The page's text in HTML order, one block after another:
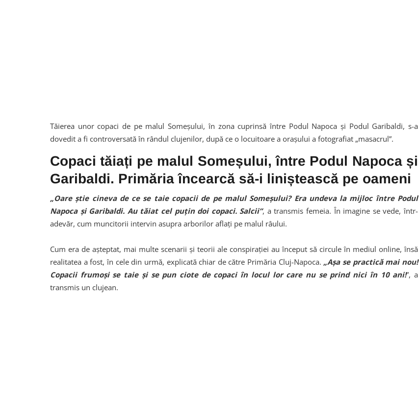
Tăierea unor copaci de pe malul Someșului, în zona cuprinsă între Podul Napoca și Podul Garibaldi, s-a
dovedit a fi controversată în rândul clujenilor, după ce o locuitoare a orașului a fotografiat „masacrul”.
Copaci tăiați pe malul Someșului, între Podul Napoca și
Garibaldi. Primăria încearcă să-i liniștească pe oameni
„Oare știe cineva de ce se taie copacii de pe malul Someșului? Era undeva la mijloc între Podul
Napoca și Garibaldi. Au tăiat cel puțin doi copaci. Salcii”, a transmis femeia. În imagine se vede, într-
adevăr, cum muncitorii intervin asupra arborilor aflați pe malul râului.
Cum era de așteptat, mai multe scenarii și teorii ale conspirației au început să circule în mediul online, însă
realitatea a fost, în cele din urmă, explicată chiar de către Primăria Cluj-Napoca. „Așa se practică mai nou!
Copacii frumoși se taie și se pun ciote de copaci în locul lor care nu se prind nici în 10 ani!”, a
transmis un clujean.